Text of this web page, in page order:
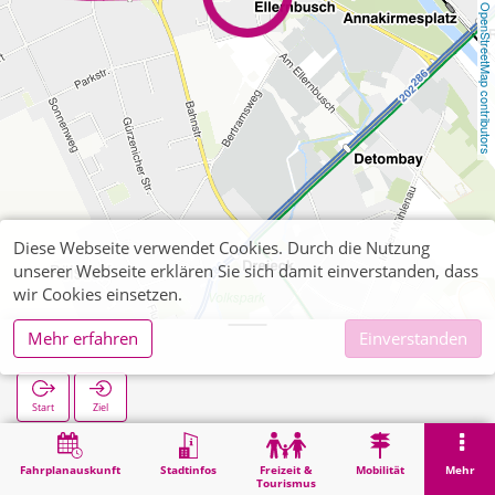
OpenStreetMap contributors
Fahrplanauskunft Stadtinfos
Freizeit &
Tourismus
Mobilität Mehr
Ellernbusch
Start Ziel
Suche
Diese Webseite verwendet Cookies. Durch die Nutzung
unserer Webseite erklären Sie sich damit einverstanden, dass
wir Cookies einsetzen.
Mehr erfahren
Einverstanden